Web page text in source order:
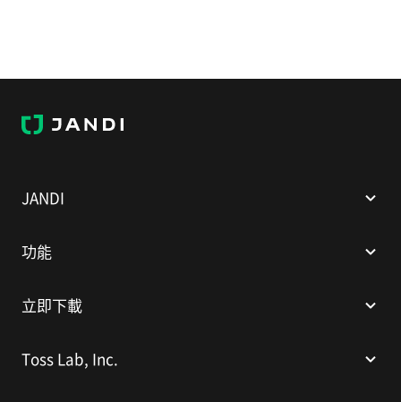
J
A
JANDI
功能
立即下載
Toss Lab, Inc.